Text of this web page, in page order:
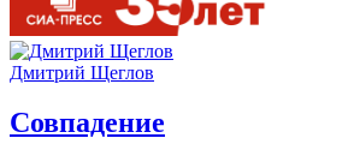
Дмитрий Щеглов
​Совпадение